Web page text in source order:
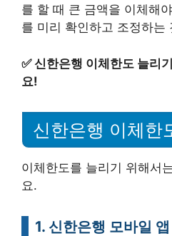
를 할 때 큰 금액을 이체해
를 미리 확인하고 조정하는
✅신한은행 이체한도 늘리
요!
신한은행 이체한
이체한도를 늘리기 위해서
요.
1. 신한은행 모바일